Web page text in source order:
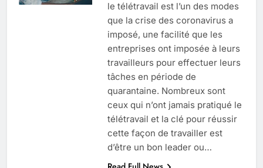
le télétravail est l’un des modes
que la crise des coronavirus a
imposé, une facilité que les
entreprises ont imposée à leurs
travailleurs pour effectuer leurs
tâches en période de
quarantaine. Nombreux sont
ceux qui n’ont jamais pratiqué le
télétravail et la clé pour réussir
cette façon de travailler est
d’être un bon leader ou…